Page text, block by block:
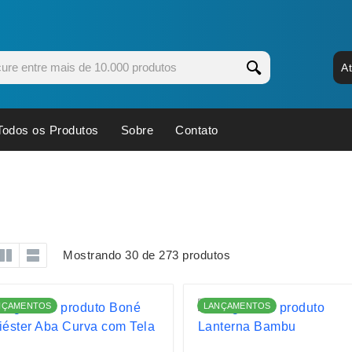
Executivos
Esporte e Jogos
Kit Queijo
os Produtos Sobre Contato
Mostrando 30 de 273 produtos
LANÇAMENTOS